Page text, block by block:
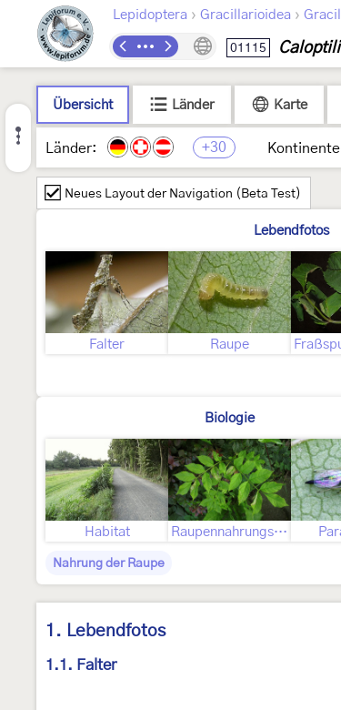
Lepidoptera › Gracillarioidea ›
01115
Übersicht Länder Karte
Länder: +30
Neues Layout der Navigation (Beta Test)
Lebendfotos
Falter Raupe
Biologie
Habitat Raupennahrungspflanzen
Nahrung der Raupe
1. Lebendfotos
1.1. Falter